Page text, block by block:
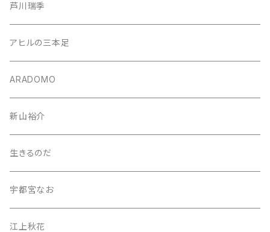
芦川瑞季
アヒルの三本足
ARADOMO
新山裕介
生きるのだ
宇都宮なお
江上秋花